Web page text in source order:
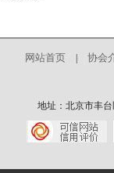
网站首页 协会
地址：北京市丰台